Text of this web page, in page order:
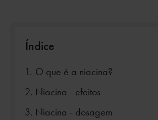
Índice
O que é a niacina?
Niacina - efeitos
Niacina - dosagem